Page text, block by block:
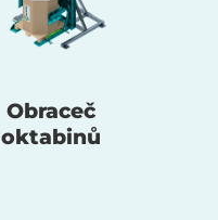
Obraceč
oktabinů